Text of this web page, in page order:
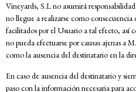
Vineyards, S.L no asumirá
no llegue a realizarse como
facilitados por el Usuario a tal efecto, así
no pueda efectuarse por causas ajenas a
como la ausencia del destinatario en la
En caso de ausencia del destinatario y
paso con la información necesaria para